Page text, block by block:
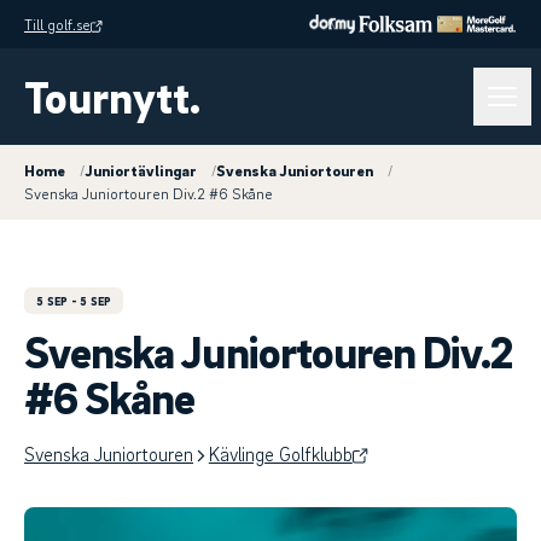
Till golf.se
Tournytt.
Home /Juniortävlingar /Svenska Juniortouren
/
Svenska Juniortouren Div.2 #6 Skåne
5 SEP - 5 SEP
Svenska Juniortouren Div.2
#6 Skåne
Svenska Juniortouren Kävlinge Golfklubb